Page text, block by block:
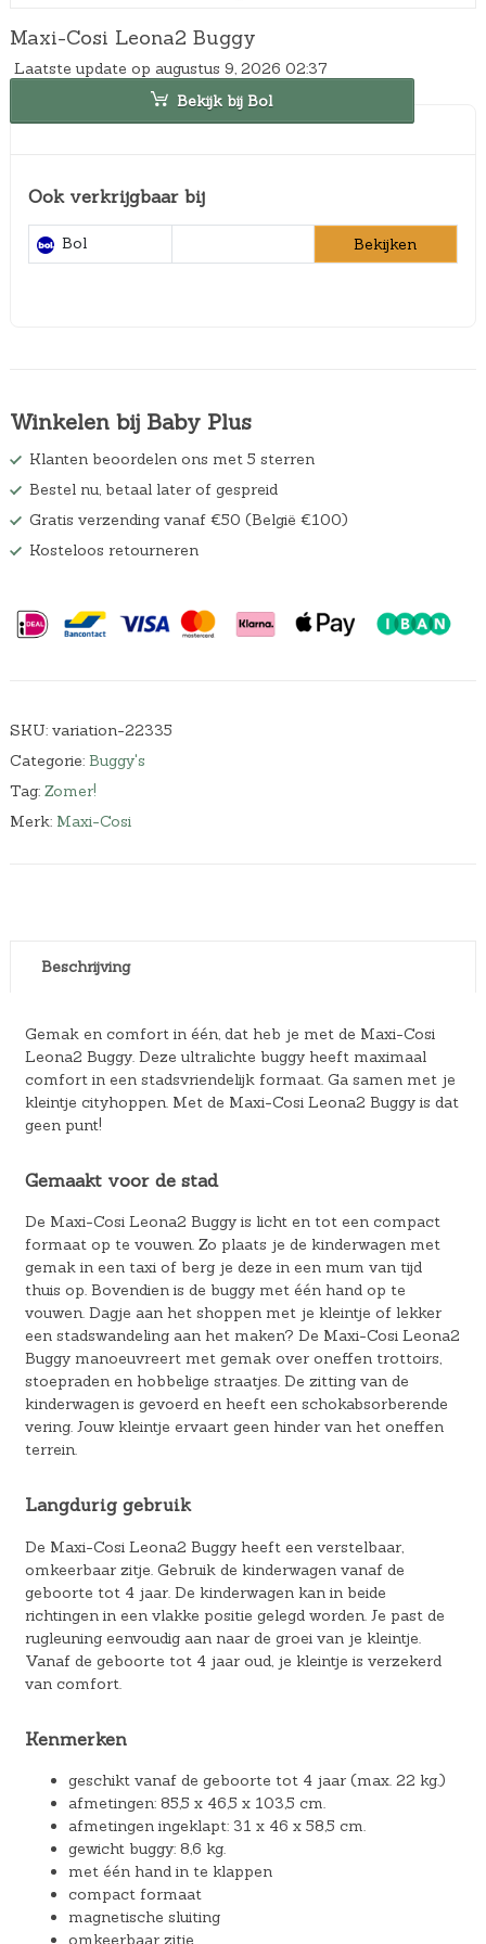
Maxi-Cosi Leona2 Buggy
Laatste update op augustus 9, 2026 02:37
Bekijk bij Bol
Ook verkrijgbaar bij
Bol Bekijken
Winkelen bij Baby Plus
Klanten beoordelen ons met 5 sterren
Bestel nu, betaal later of gespreid
Gratis verzending vanaf €50 (België €100)
Kosteloos retourneren
SKU: variation-22335
Categorie: Buggy's
Tag: Zomer!
Merk: Maxi-Cosi
Beschrijving
Gemak en comfort in één, dat heb je met de Maxi-Cosi
Leona2 Buggy. Deze ultralichte buggy heeft maximaal
comfort in een stadsvriendelijk formaat. Ga samen met je
kleintje cityhoppen. Met de Maxi-Cosi Leona2 Buggy is dat
geen punt!
Gemaakt voor de stad
De Maxi-Cosi Leona2 Buggy is licht en tot een compact
formaat op te vouwen. Zo plaats je de kinderwagen met
gemak in een taxi of berg je deze in een mum van tijd
thuis op. Bovendien is de buggy met één hand op te
vouwen. Dagje aan het shoppen met je kleintje of lekker
een stadswandeling aan het maken? De Maxi-Cosi Leona2
Buggy manoeuvreert met gemak over oneffen trottoirs,
stoepraden en hobbelige straatjes. De zitting van de
kinderwagen is gevoerd en heeft een schokabsorberende
vering. Jouw kleintje ervaart geen hinder van het oneffen
terrein.
Langdurig gebruik
De Maxi-Cosi Leona2 Buggy heeft een verstelbaar,
omkeerbaar zitje. Gebruik de kinderwagen vanaf de
geboorte tot 4 jaar. De kinderwagen kan in beide
richtingen in een vlakke positie gelegd worden. Je past de
rugleuning eenvoudig aan naar de groei van je kleintje.
Vanaf de geboorte tot 4 jaar oud, je kleintje is verzekerd
van comfort.
Kenmerken
geschikt vanaf de geboorte tot 4 jaar (max. 22 kg.)
afmetingen: 85,5 x 46,5 x 103,5 cm.
afmetingen ingeklapt: 31 x 46 x 58,5 cm.
gewicht buggy: 8,6 kg.
met één hand in te klappen
compact formaat
magnetische sluiting
omkeerbaar zitje